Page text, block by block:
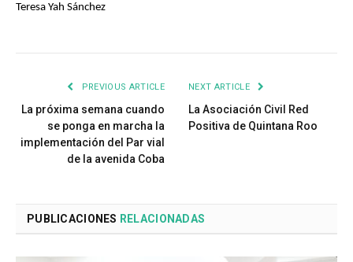
Teresa Yah Sánchez
PREVIOUS ARTICLE
La próxima semana cuando
se ponga en marcha la
implementación del Par vial
de la avenida Coba
NEXT ARTICLE
La Asociación Civil Red
Positiva de Quintana Roo
PUBLICACIONES RELACIONADAS